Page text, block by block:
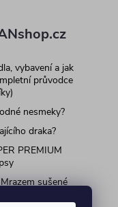
vybavení a jak
průvodce
nesmeky?
draka?
PREMIUM
sušené